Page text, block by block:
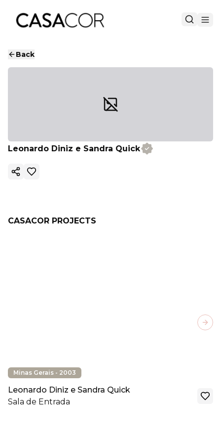
Back
Leonardo Diniz e Sandra Quick
Copy ink
CASACOR PROJECTS
Minas Gerais - 2003
Leonardo Diniz e Sandra Quick
Sala de Entrada